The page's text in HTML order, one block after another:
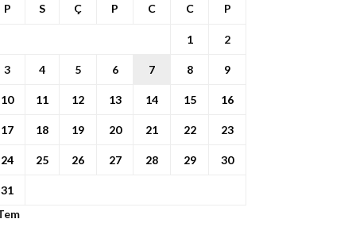
P S Ç P C C P
1 2
3 4 5 6 7 8 9
10 11 12 13 14 15 16
17 18 19 20 21 22 23
24 25 26 27 28 29 30
31